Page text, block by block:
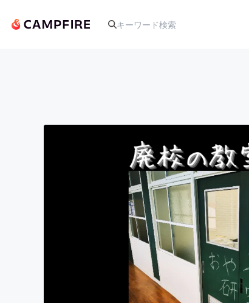
アート・写真
テクノロジー・ガジェット
映像・映画
ビジネス・起業
まちづくり・地域活性化